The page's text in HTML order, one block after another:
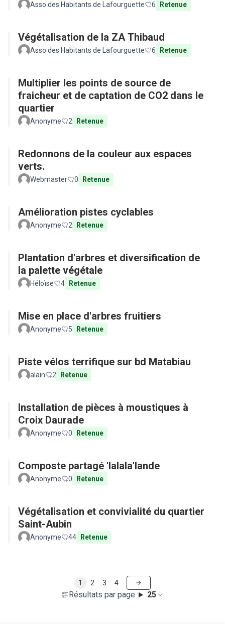
Asso des Habitants de Lafourguette 6 Retenue
Végétalisation de la ZA Thibaud
Asso des Habitants de Lafourguette 6 Retenue
Multiplier les points de source de
fraicheur et de captation de CO2 dans le
quartier
Anonyme 2 Retenue
Redonnons de la couleur aux espaces
verts.
Webmaster 0 Retenue
Amélioration pistes cyclables
Anonyme 2 Retenue
Plantation d'arbres et diversification de
la palette végétale
Héloïse 4 Retenue
Mise en place d'arbres fruitiers
Anonyme 5 Retenue
Piste vélos terrifique sur bd Matabiau
alain 2 Retenue
Installation de pièces à moustiques à
Croix Daurade
Anonyme 0 Retenue
Composte partagé 'lalala'lande
Anonyme 0 Retenue
Végétalisation et convivialité du quartier
Saint-Aubin
Anonyme 44 Retenue
Résultats par page : 25
1 2 3 4